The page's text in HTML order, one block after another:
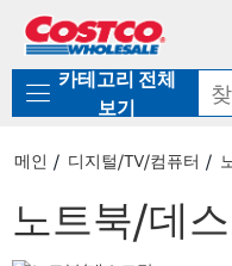
로
기
가
카테고리 전체
보기
메인 디지털/TV/컴퓨터
노트북/데